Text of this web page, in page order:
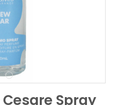
Spray